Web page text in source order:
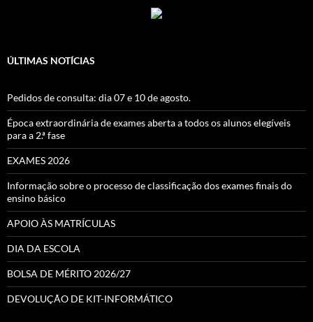
ÚLTIMAS NOTÍCIAS
Pedidos de consulta: dia 07 e 10 de agosto.
Época extraordinária de exames aberta a todos os alunos elegíveis
para a 2.ª fase
EXAMES 2026
Informação sobre o processo de classificação dos exames finais do
ensino básico
APOIO ÀS MATRÍCULAS
DIA DA ESCOLA
BOLSA DE MÉRITO 2026/27
DEVOLUÇÃO DE KIT-INFORMÁTICO